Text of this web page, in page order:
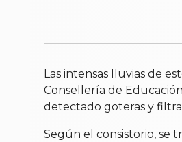
Las intensas lluvias de
Consellería de
detectado goteras y
Según el consistorio, se